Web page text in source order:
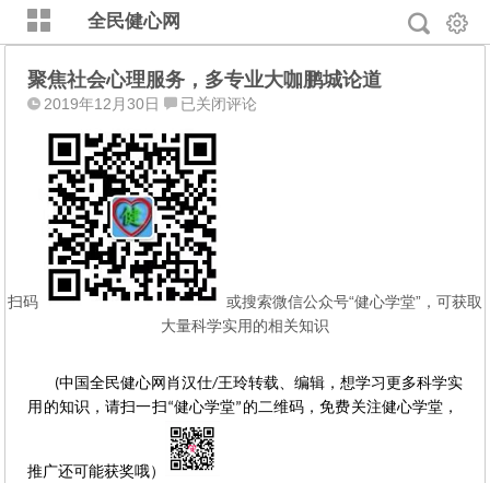
全民健心网
聚焦社会心理服务，多专业大咖鹏城论道
2019年12月30日
聚
社
会
心
理
服
务，
多
专
咖
鹏
城
论
已关闭评论
扫码
或搜索微信公众号“健心学堂”，可获取
大量科学实用的相关知识
(中国全民健心网肖汉仕/王玲转载、编辑，想学习更多科学实
用的知识，请扫一扫“健心学堂”的二维码，免费关注健心学堂，
推广还可能获奖哦）